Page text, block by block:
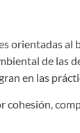
al
de las
en las